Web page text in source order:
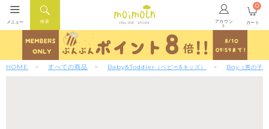
ONLINE STORE アカウン
ト
検索
メニュー カート
0
HOME すべての商品 Baby&Toddler （ベビー&キッズ） Boy （男の子）